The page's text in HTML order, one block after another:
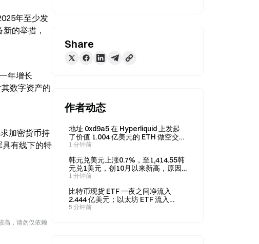
年至少发
的举措，
年增长
数字资产的
加密货币持
有线下的特
高，请勿仅依赖
Share
作者动态
地址 0xd9a5 在 Hyperliquid 上发起
了价值 1.004 亿美元的 ETH 做空交
易，并在 45 秒内取消。
1 分钟前
韩元兑美元上涨0.7%，至1,414.55韩
元兑1美元，创10月以来新高，原因
是出口商抛售美元。
1 分钟前
比特币现货 ETF 一夜之间净流入
2.444 亿美元；以太坊 ETF 流入
6080 万美元
5 分钟前